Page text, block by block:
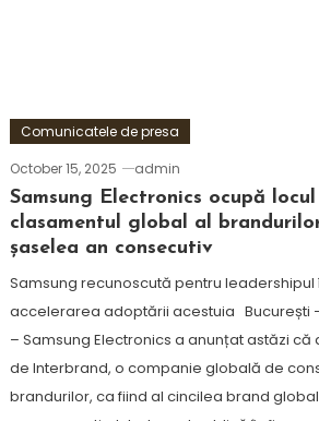
Comunicatele de presa
October 15, 2025
admin
Samsung Electronics ocupă locul
clasamentul global al
șaselea an consecutiv
Samsung recunoscută pentru leadershipul
accelerarea adoptării acestuia București
– Samsung Electronics a anunțat astăzi că
de Interbrand, o companie globală de
brandurilor, ca fiind al cincilea brand